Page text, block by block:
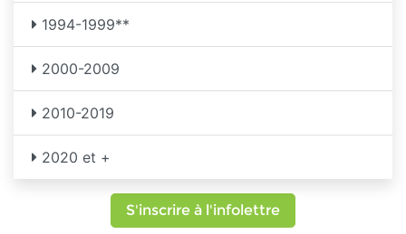
1994-1999**
2000-2009
2010-2019
2020 et +
S'inscrire à l'infolettre